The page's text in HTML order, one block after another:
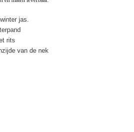
jas.
rits
van de nek